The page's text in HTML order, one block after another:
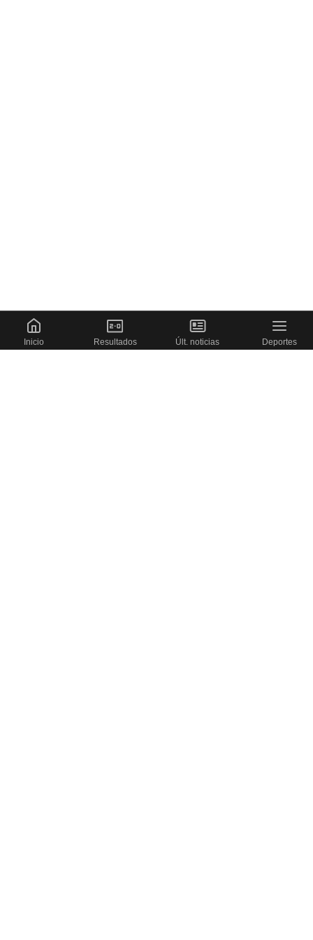
Inicio Resultados Últ. noticias Deportes